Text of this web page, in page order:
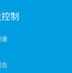
制
康
告